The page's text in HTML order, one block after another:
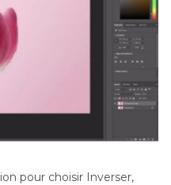
pour choisir Inverser,